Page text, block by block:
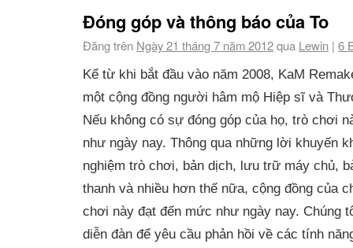
Đóng góp và thông báo của To
Đăng trên Ngày 21 tháng 7 năm 2012qua Lewin | 6
Kể từ khi bắt đầu vào năm 2008, KaM
một cộng đồng người hâm mộ Hiệp sĩ và
Nếu không có sự đóng góp của họ, trò chơi
như ngày nay. Thông qua những lời khuyến
nghiệm trò chơi, bản dịch, lưu trữ máy chủ,
thanh và nhiều hơn thế nữa, cộng đồng của
chơi này đạt đến mức như ngày nay. Chúng
diễn đàn để yêu cầu phản hồi về các tính